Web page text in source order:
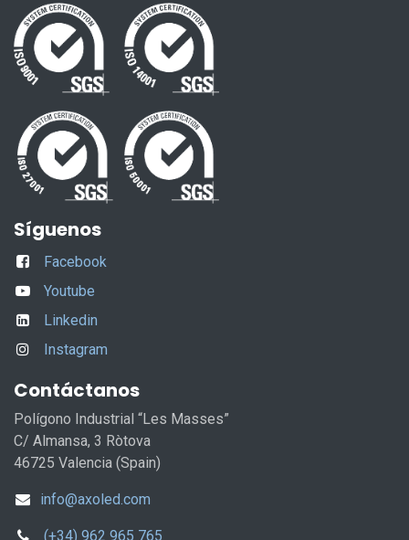
Síguenos
Facebook
Youtube
Linkedin
Instagram
Contáctanos
Polígono Industrial “Les Masses”
C/ Almansa, 3 Ròtova
46725 Valencia (Spain)
info@axoled.com
(+34) 962 965 765